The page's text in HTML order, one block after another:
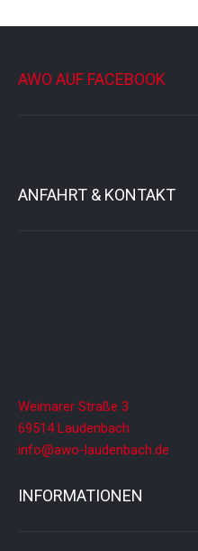
AWO AUF FACEBOOK
ANFAHRT & KONTAKT
Weimarer Straße 3
69514 Laudenbach
info@awo-laudenbach.de
INFORMATIONEN